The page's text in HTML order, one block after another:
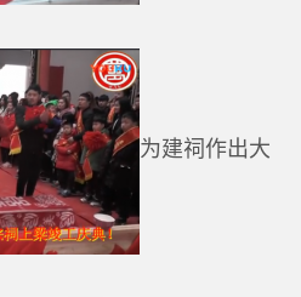
为建祠作出大